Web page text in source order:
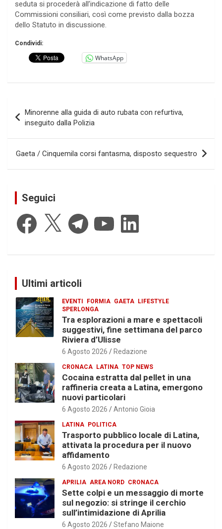
seduta si procederà all’indicazione di fatto delle
Commissioni consiliari, così come previsto dalla bozza
dello Statuto in discussione.
Condividi:
WhatsApp
articoli
Minorenne alla guida di auto rubata con refurtiva,
inseguito dalla Polizia
Gaeta / Cinquemila corsi fantasma, disposto sequestro
Seguici
Facebook Telegram YouTube LinkedIn
Ultimi articoli
EVENTI FORMIA GAETA LIFESTYLE
SPERLONGA
Tra esplorazioni a mare e spettacoli
suggestivi, fine settimana del parco
Riviera d’Ulisse
6 Agosto 2026 Redazione
CRONACA LATINA TOP NEWS
Cocaina estratta dal pellet in una
raffineria creata a Latina, emergono
nuovi particolari
6 Agosto 2026 Antonio Gioia
LATINA POLITICA
Trasporto pubblico locale di Latina,
attivata la procedura per il nuovo
affidamento
6 Agosto 2026 Redazione
APRILIA AREA NORD CRONACA
Sette colpi e un messaggio di morte
sul negozio: si stringe il cerchio
sull’intimidazione di Aprilia
6 Agosto 2026 Stefano Maione